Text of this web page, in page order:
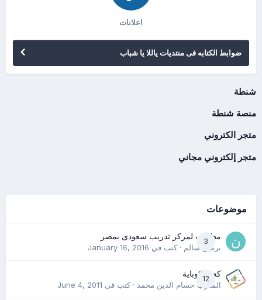
اعلانات
ضوابط الكتابه فى منتديات ياللا يا شباب
شنطة
منصة شنطة
متجر الكتروني
متجر إلكتروني مجاني
موضوعات
3
مطلوب لمركز تدريب سعودى بمصر
نرمين سالم· كتب في January 16, 2016
12
كعب كوباية
المدرب حسام الدين محمد· كتب في June 4, 2011